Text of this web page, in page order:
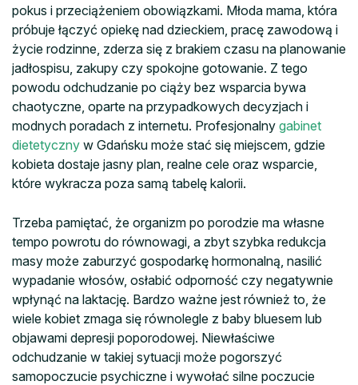
pokus i przeciążeniem obowiązkami. Młoda mama, która
próbuje łączyć opiekę nad dzieckiem, pracę zawodową i
życie rodzinne, zderza się z brakiem czasu na planowanie
jadłospisu, zakupy czy spokojne gotowanie. Z tego
powodu odchudzanie po ciąży bez wsparcia bywa
chaotyczne, oparte na przypadkowych decyzjach i
modnych poradach z internetu. Profesjonalny gabinet
dietetyczny w Gdańsku może stać się miejscem, gdzie
kobieta dostaje jasny plan, realne cele oraz wsparcie,
które wykracza poza samą tabelę kalorii.
Trzeba pamiętać, że organizm po porodzie ma własne
tempo powrotu do równowagi, a zbyt szybka redukcja
masy może zaburzyć gospodarkę hormonalną, nasilić
wypadanie włosów, osłabić odporność czy negatywnie
wpłynąć na laktację. Bardzo ważne jest również to, że
wiele kobiet zmaga się równolegle z baby bluesem lub
objawami depresji poporodowej. Niewłaściwe
odchudzanie w takiej sytuacji może pogorszyć
samopoczucie psychiczne i wywołać silne poczucie